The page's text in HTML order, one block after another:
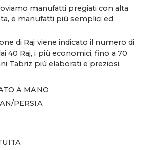
manufatti pregiati con alta
e manufatti più semplici ed
di Raj viene indicato il numero di
40 Raj, i più economici, fino a 70
Tabriz più elaborati e preziosi.
A MANO
PERSIA